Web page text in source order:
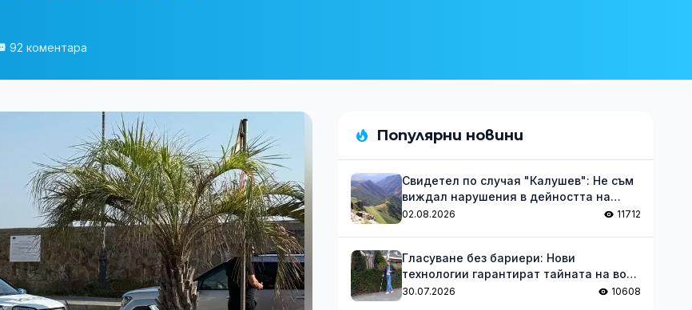
92 коментара
Популярни новини
Свидетел по случая "Калушев": Не съм
виждал нарушения в дейността на
групата
02.08.2026 11712
Гласуване без бариери: Нови
технологии гарантират тайната на вота
за незрящите
30.07.2026 10608